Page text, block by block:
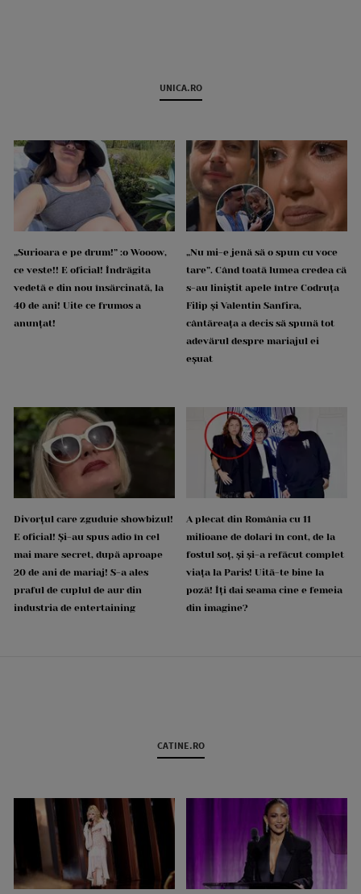
UNICA.RO
„Surioara e pe drum!” :o Wooow,
ce veste!! E oficial! Îndrăgita
vedetă e din nou însărcinată, la
40 de ani! Uite ce frumos a
anunțat!
„Nu mi-e jenă să o spun cu voce
tare”. Când toată lumea credea că
s-au liniștit apele între Codruța
Filip și Valentin Sanfira,
cântăreața a decis să spună tot
adevărul despre mariajul ei
eșuat
Divorțul care zguduie showbizul!
E oficial! Și-au spus adio în cel
mai mare secret, după aproape
20 de ani de mariaj! S-a ales
praful de cuplul de aur din
industria de entertaining
A plecat din România cu 11
milioane de dolari în cont, de la
fostul soț, și și-a refăcut complet
viața la Paris! Uită-te bine la
poză! Îți dai seama cine e femeia
din imagine?
CATINE.RO